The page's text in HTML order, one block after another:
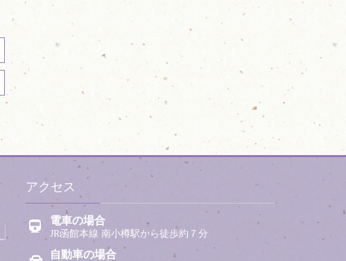
アクセス
電車の場合
JR函館本線 南小樽駅から徒歩約７分
自動車の場合